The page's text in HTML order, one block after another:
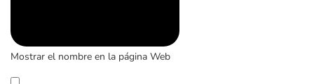
Mostrar el nombre en la página Web